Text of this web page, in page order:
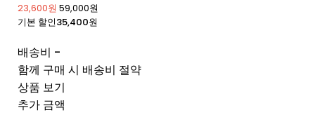
23,600원59,000원
기본 할인35,400원
배송비 -
함께 구매 시 배송비 절약
상품 보기
추가 금액